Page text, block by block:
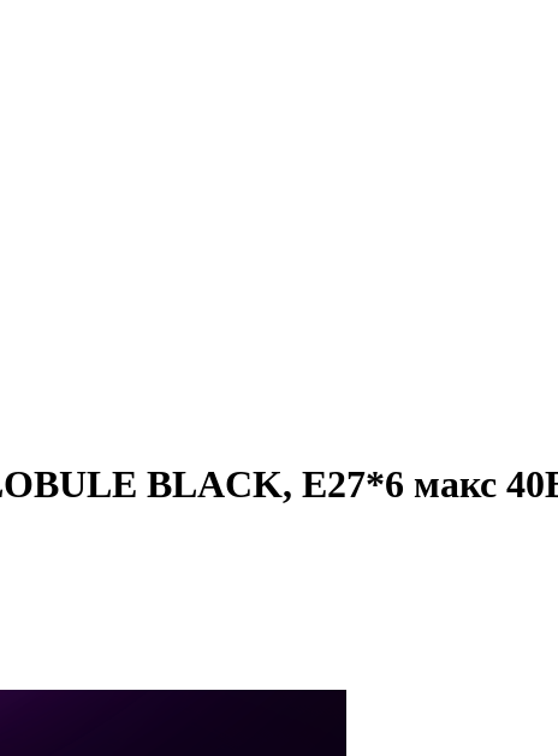
BLACK, E27*6 макс